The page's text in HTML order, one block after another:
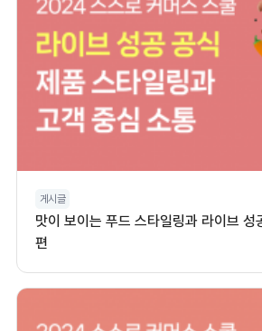
게시글
맛이 보이는 푸드 스타일링과 라이브
편